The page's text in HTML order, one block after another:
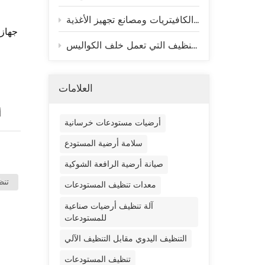
كيفية تحسين كفاءة التنظيف اليومي في المطابخ والكافيتريات ومصانع تجهيز الأغذية
ملاعب كأس العالم تبقى جاهزة للمباريات - إليكم تقنية التنظيف التي تعمل خلف الكواليس
العلامات
أرضيات مستودعات خرسانية
سلامة أرضية المستودع
صيانة أرضية الرافعة الشوكية
معدات تنظيف المستودعات
آلة تنظيف أرضيات صناعية
للمستودعات
التنظيف اليدوي مقابل التنظيف الآلي
تنظيف المستودعات